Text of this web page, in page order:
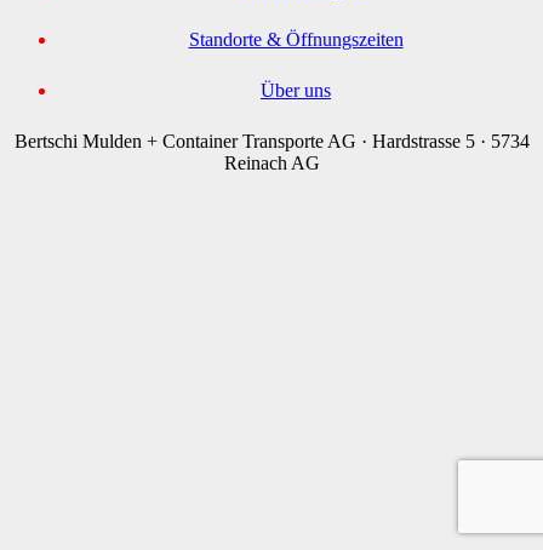
Standorte & Öffnungs­zeiten
Über uns
Bertschi Mulden + Container Transporte AG · Hardstrasse 5 · 5734
Reinach AG